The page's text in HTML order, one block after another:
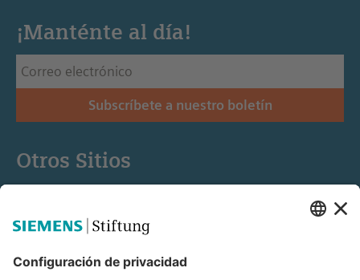
¡Manténte al día!
Subscríbete a nuestro boletín
Otros Sitios
Educación STEM
Mediaportal